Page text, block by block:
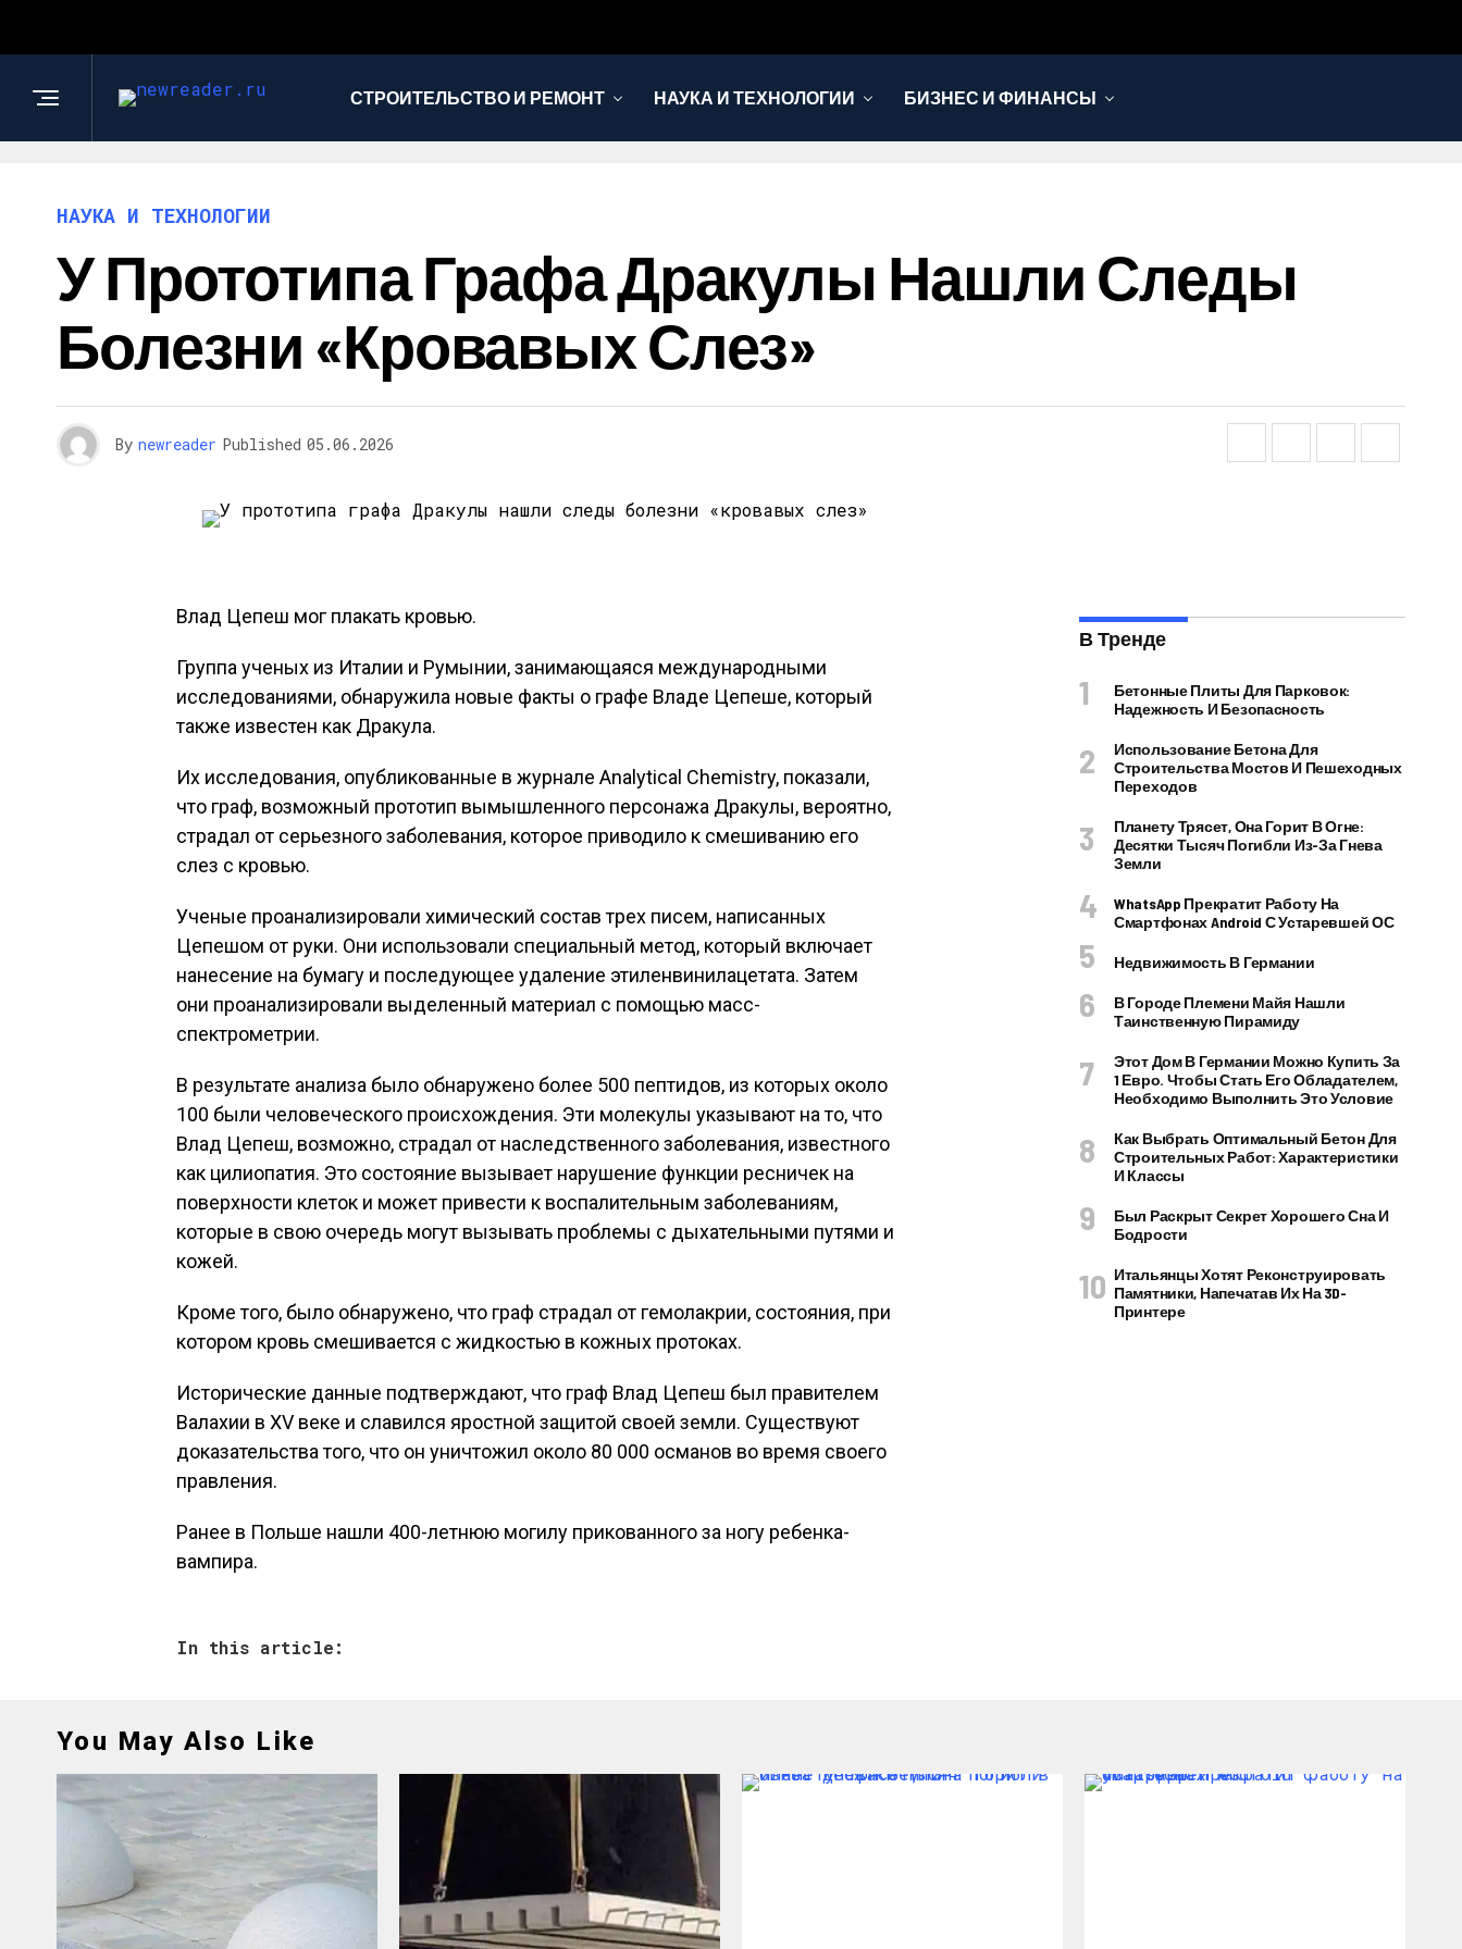
СТРОИТЕЛЬСТВО И РЕМОНТ НАУКА И ТЕХНОЛОГИИ БИЗНЕС И ФИНАНСЫ
НАУКА И ТЕХНОЛОГИИ
У Прототипа Графа Дракулы Нашли Следы
Болезни «кровавых Слез»
By newreader Published 05.06.2026
Влад Цепеш мог плакать кровью.
Группа ученых из Италии и Румынии, занимающаяся международными
исследованиями, обнаружила новые факты о графе Владе Цепеше, который
также известен как Дракула.
Их исследования, опубликованные в журнале Analytical Chemistry, показали,
что граф, возможный прототип вымышленного персонажа Дракулы, вероятно,
страдал от серьезного заболевания, которое приводило к смешиванию его
слез с кровью.
Ученые проанализировали химический состав трех писем, написанных
Цепешом от руки. Они использовали специальный метод, который включает
нанесение на бумагу и последующее удаление этиленвинилацетата. Затем
они проанализировали выделенный материал с помощью масс-
спектрометрии.
В результате анализа было обнаружено более 500 пептидов, из которых около
100 были человеческого происхождения. Эти молекулы указывают на то, что
Влад Цепеш, возможно, страдал от наследственного заболевания, известного
как цилиопатия. Это состояние вызывает нарушение функции ресничек на
поверхности клеток и может привести к воспалительным заболеваниям,
которые в свою очередь могут вызывать проблемы с дыхательными путями и
кожей.
Кроме того, было обнаружено, что граф страдал от гемолакрии, состояния, при
котором кровь смешивается с жидкостью в кожных протоках.
Исторические данные подтверждают, что граф Влад Цепеш был правителем
Валахии в XV веке и славился яростной защитой своей земли. Существуют
доказательства того, что он уничтожил около 80 000 османов во время своего
правления.
Ранее в Польше нашли 400-летнюю могилу прикованного за ногу ребенка-
вампира.
In this article:
В Тренде
Бетонные Плиты Для Парковок:
Надежность И Безопасность
Использование Бетона Для
Строительства Мостов И Пешеходных
Переходов
Планету Трясет, Она Горит В Огне:
Десятки Тысяч Погибли Из-За Гнева
Земли
WhatsApp Прекратит Работу На
Смартфонах Android С Устаревшей ОС
Недвижимость В Германии
В Городе Племени Майя Нашли
Таинственную Пирамиду
Этот Дом В Германии Можно Купить За
1 Евро. Чтобы Стать Его Обладателем,
Необходимо Выполнить Это Условие
Как Выбрать Оптимальный Бетон Для
Строительных Работ: Характеристики
И Классы
Был Раскрыт Секрет Хорошего Сна И
Бодрости
Итальянцы Хотят Реконструировать
Памятники, Напечатав Их На 3D-
Принтере
You May Also Like